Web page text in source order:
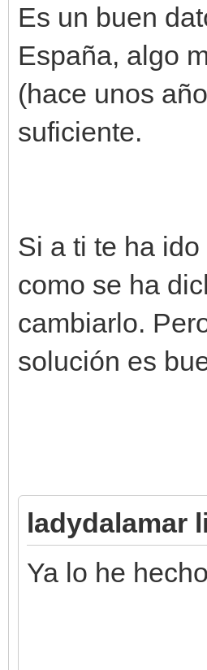
Es un buen
España, algo
(hace unos
suficiente.
Si a ti te ha
como se ha
cambiarlo.
solución es
ladydalamar
Ya lo he